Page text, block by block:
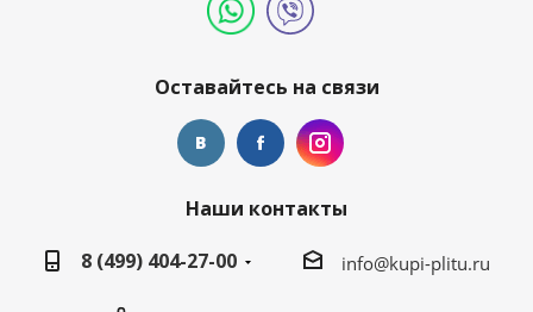
Оставайтесь на связи
Наши контакты
8 (499) 404-27-00
info@kupi-plitu.ru